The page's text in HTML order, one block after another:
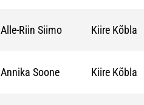
Alle-Riin Siimo Kiire Kõbla
Annika Soone Kiire Kõbla